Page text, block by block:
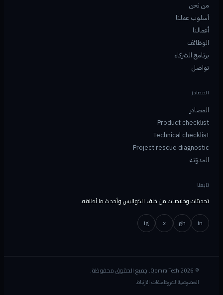
من نحن
أسلوب عملنا
أعمالنا
الوظائف
برنامج الشركاء
تواصل
المصادر
المصادر
Product checklist
Technical checklist
Project rescue diagnostic
المدوّنة
تابعنا
تحديثات وخلاصات من خلف الكواليس وأحدث ما نُطلقه.
in
gh
x
ig
© 2026 Qomra Tech. جميع الحقوق محفوظة.
الخصوصيةالشروطملفات الارتباط